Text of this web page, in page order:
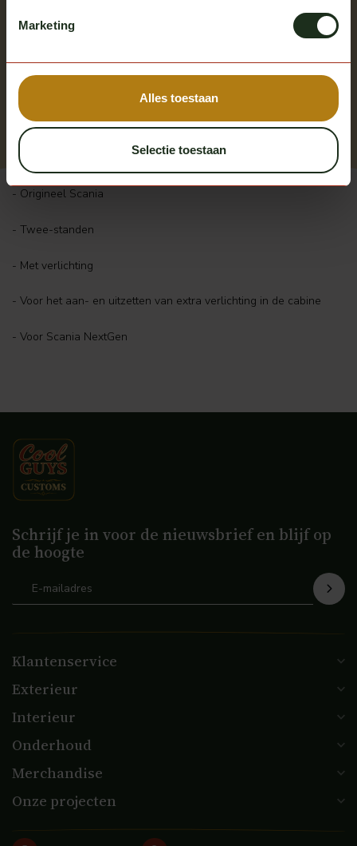
Marketing
Alles toestaan
Selectie toestaan
Scania NG
Op voorraad
- Origineel Scania
- Twee-standen
- Met verlichting
- Voor het aan- en uitzetten van extra verlichting in de cabine
- Voor Scania NextGen
Schrijf je in voor de nieuwsbrief en blijf op
de hoogte
Klantenservice
Exterieur
Interieur
Onderhoud
Merchandise
Onze projecten